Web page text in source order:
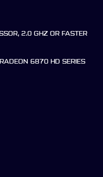
2.0 GHZ OR FASTER
6870 HD SERIES